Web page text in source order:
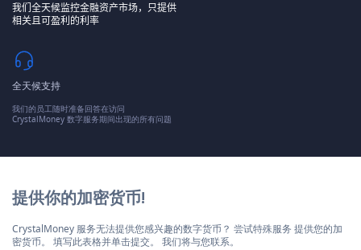
我们全天候监控金融资产市场，只提供
相关且可盈利的利率
全天候支持
我们的员工随时准备回答在访问
CrystalMoney 数字服务期间出现的所有问题
提供你的加密货币!
CrystalMoney 服务无法提供您感兴趣的数字货币？ 尝试特殊服务 提供您的加
密货币。 填写此表格并单击提交。 我们将与您联系。